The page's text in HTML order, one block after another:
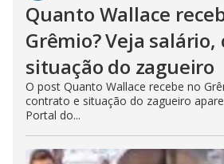
Quanto Wallace
Grêmio? Veja
situação do zagueiro
O post Quanto Wallace recebe no
contrato e situação do zagueiro
Portal do...